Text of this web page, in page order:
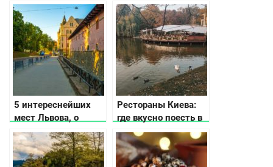
5 интереснейших
мест Львова, о
которых не
расскажут
путеводители
Рестораны Киева:
где вкусно поесть в
столице Украины